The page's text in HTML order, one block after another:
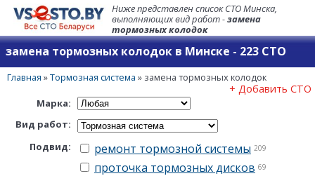
Ниже представлен список СТО Минска,
выполняющих вид работ -замена
тормозных колодок
замена тормозных колодок в Минске - 223 СТО
Главная »Тормозная система » замена тормозных колодок
+ Добавить СТО
Марка:
Вид работ:
Подвид:
ремонт тормозной системы 209
проточка тормозных дисков 69